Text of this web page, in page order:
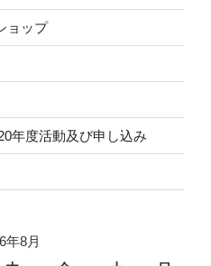
ョップ
年度活動及び申し込み
年8月